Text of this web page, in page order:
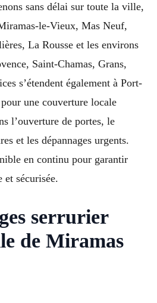
sans délai sur toute la ville,
le-Vieux, Mas Neuf,
La Rousse et les environs
Saint-Chamas, Grans,
s’étendent également à Port-
une couverture locale
l’ouverture de portes, le
et les dépannages urgents.
en continu pour garantir
sécurisée.
serrurier
de Miramas